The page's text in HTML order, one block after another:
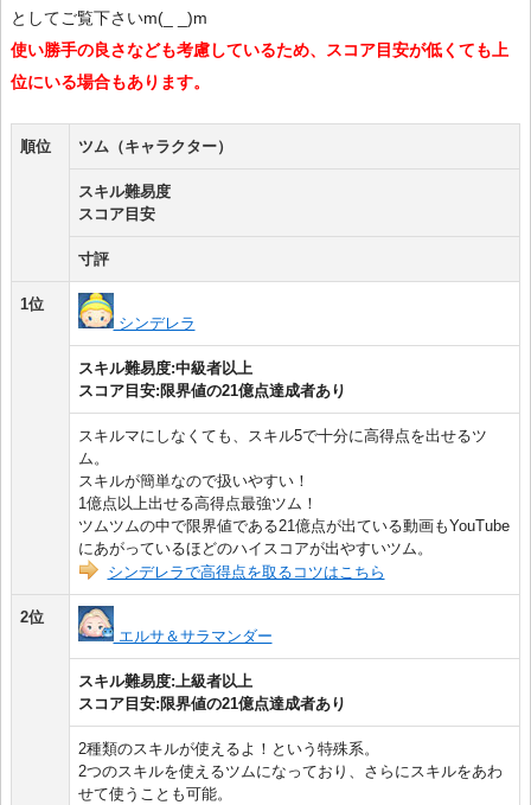
としてご覧下さいm(_ _)m
使い勝手の良さなども考慮しているため、スコア目安が低くても上
位にいる場合もあります。
順位 ツム（キャラクター）
スキル難易度
スコア目安
寸評
1位
シンデレラ
スキル難易度:中級者以上
スコア目安:限界値の21億点達成者あり
スキルマにしなくても、スキル5で十分に高得点を出せるツ
ム。
スキルが簡単なので扱いやすい！
1億点以上出せる高得点最強ツム！
ツムツムの中で限界値である21億点が出ている動画もYouTube
にあがっているほどのハイスコアが出やすいツム。
シンデレラで高得点を取るコツはこちら
2位
エルサ＆サラマンダー
スキル難易度:上級者以上
スコア目安:限界値の21億点達成者あり
2種類のスキルが使えるよ！という特殊系。
2つのスキルを使えるツムになっており、さらにスキルをあわ
せて使うことも可能。